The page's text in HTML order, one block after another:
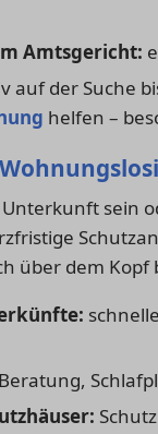
Amtsgericht:
auf der Suche
helfen –
sein
über dem Kopf
Beratung,